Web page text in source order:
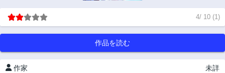
4/ 10 (1)
作品を読む
作家 未詳